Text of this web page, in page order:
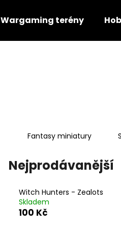
Wargaming terény
Fantasy miniatury
Nejprodávanější
Witch Hunters - Zealots
Skladem
100 Kč
Doporučujeme